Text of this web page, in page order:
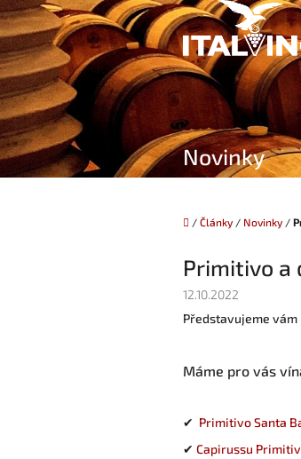
Přejít
na
obsah
Novinky
Domů
/ Články / Novinky /
Primitivo a
12.10.2022
Představujeme vám
Máme pro vás
✔ Primitivo Santa
✔ Capirussu